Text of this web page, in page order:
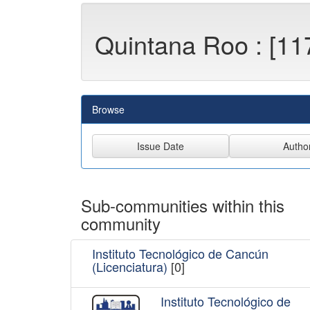
Quintana Roo :
Browse
Sub-communities within this
community
Instituto Tecnológico de Cancún
(Licenciatura) [0]
Instituto Tecnológico de